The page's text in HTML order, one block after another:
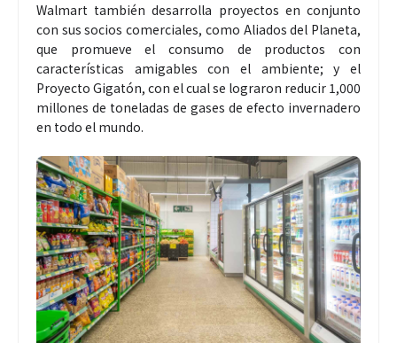
Walmart también desarrolla proyectos en conjunto
con sus socios comerciales, como Aliados del Planeta,
que promueve el consumo de productos con
características amigables con el ambiente; y el
Proyecto Gigatón, con el cual se lograron reducir 1,000
millones de toneladas de gases de efecto invernadero
en todo el mundo.